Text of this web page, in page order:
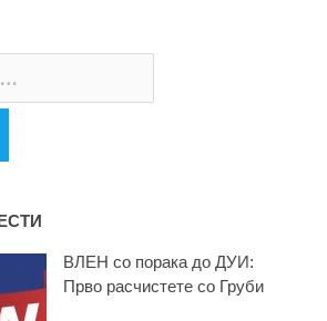
ВЛЕН со порака до ДУИ:
Прво расчистете со Груби